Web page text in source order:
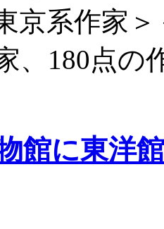
京系作家
、180点の
館に東洋